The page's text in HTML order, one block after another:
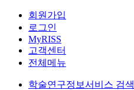
회원가입
로그인
MyRISS
고객센터
전체메뉴
학술연구정보서비스 검색